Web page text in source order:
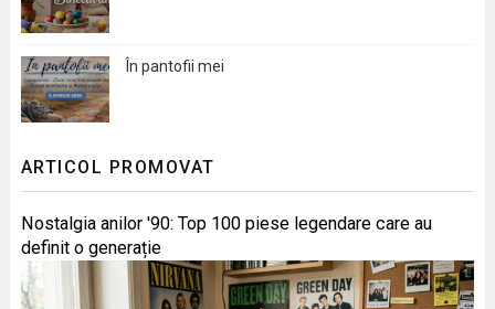
În pantofii mei
ARTICOL PROMOVAT
Nostalgia anilor '90: Top 100 piese legendare care au
definit o generație